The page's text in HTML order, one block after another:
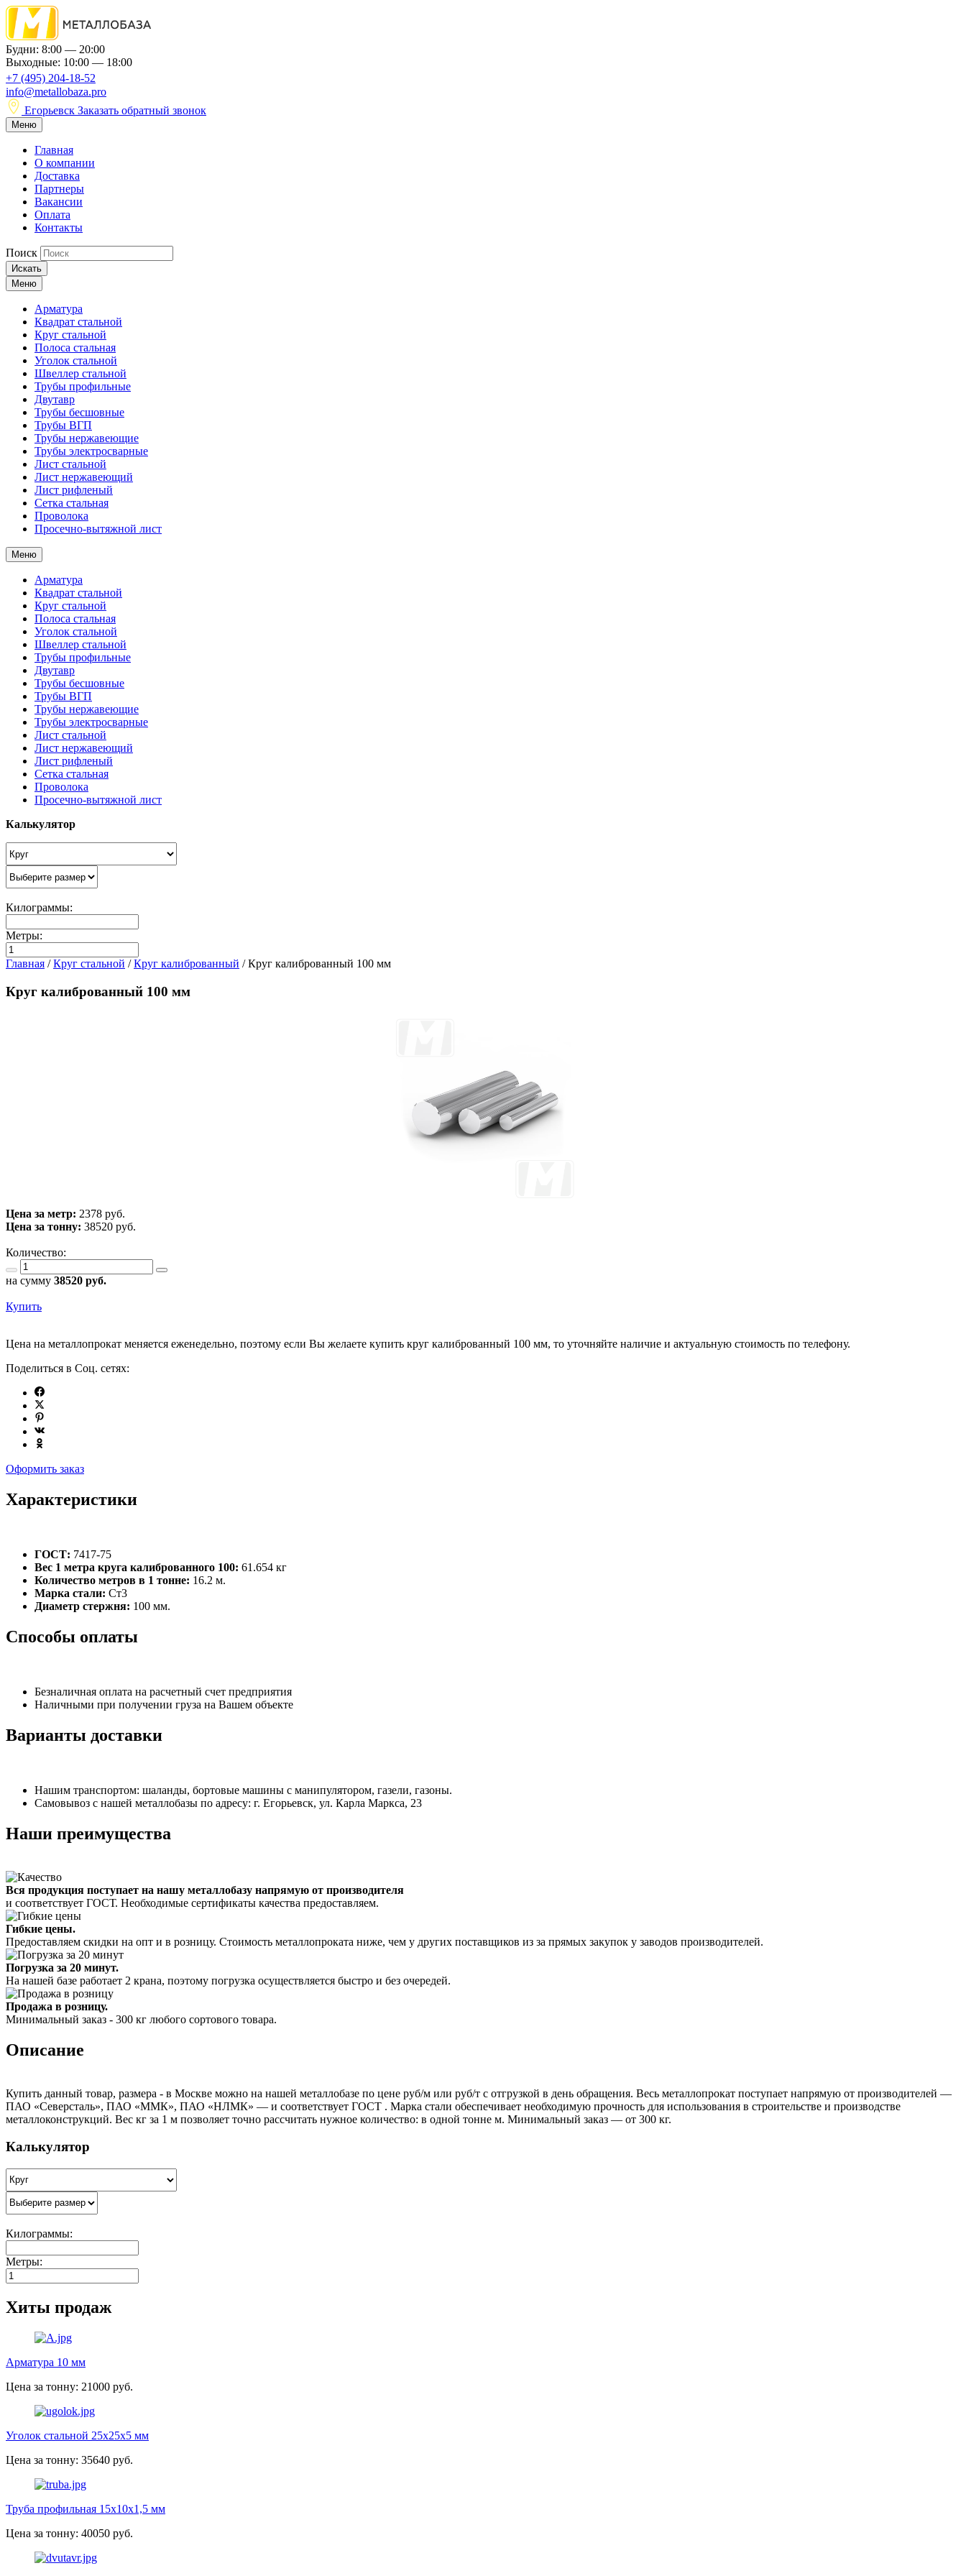
Будни: 8:00 — 20:00
Выходные: 10:00 — 18:00
+7 (495) 204-18-52
info@metallobaza.pro
Егорьевск Заказать обратный звонок
Меню
Главная
О компании
Доставка
Партнеры
Вакансии
Оплата
Контакты
Поиск
Искать
Меню
Арматура
Квадрат стальной
Круг стальной
Полоса стальная
Уголок стальной
Швеллер стальной
Трубы профильные
Двутавр
Трубы бесшовные
Трубы ВГП
Трубы нержавеющие
Трубы электросварные
Лист стальной
Лист нержавеющий
Лист рифленый
Сетка стальная
Проволока
Просечно-вытяжной лист
Меню
Арматура
Квадрат стальной
Круг стальной
Полоса стальная
Уголок стальной
Швеллер стальной
Трубы профильные
Двутавр
Трубы бесшовные
Трубы ВГП
Трубы нержавеющие
Трубы электросварные
Лист стальной
Лист нержавеющий
Лист рифленый
Сетка стальная
Проволока
Просечно-вытяжной лист
Калькулятор
Килограммы:
Метры:
Главная /Круг стальной /Круг калиброванный /Круг калиброванный 100 мм
Круг калиброванный 100 мм
Цена за метр: 2378 руб.
Цена за тонну: 38520 руб.
Количество:
на сумму 38520 руб.
Купить
Цена на металлопрокат меняется еженедельно, поэтому если Вы желаете купить круг калиброванный 100 мм, то уточняйте наличие и актуальную стоимость по телефону.
Поделиться в Соц. сетях:
Оформить заказ
Характеристики
ГОСТ: 7417-75
Вес 1 метра круга калиброванного 100: 61.654 кг
Количество метров в 1 тонне: 16.2 м.
Марка стали: Ст3
Диаметр стержня: 100 мм.
Способы оплаты
Безналичная оплата на расчетный счет предприятия
Наличными при получении груза на Вашем объекте
Варианты доставки
Нашим транспортом: шаланды, бортовые машины с манипулятором, газели, газоны.
Самовывоз с нашей металлобазы по адресу: г. Егорьевск, ул. Карла Маркса, 23
Наши преимущества
Вся продукция поступает на нашу металлобазу напрямую от производителя
и соответствует ГОСТ. Необходимые сертификаты качества предоставляем.
Гибкие цены.
Предоставляем скидки на опт и в розницу. Стоимость металлопроката ниже, чем у других поставщиков из за прямых закупок у заводов производителей.
Погрузка за 20 минут.
На нашей базе работает 2 крана, поэтому погрузка осуществляется быстро и без очередей.
Продажа в розницу.
Минимальный заказ - 300 кг любого сортового товара.
Описание
Купить данный товар, размера - в Москве можно на нашей металлобазе по цене руб/м или руб/т с отгрузкой в день обращения. Весь металлопрокат поступает напрямую от производителей —
ПАО «Северсталь», ПАО «ММК», ПАО «НЛМК» — и соответствует ГОСТ . Марка стали обеспечивает необходимую прочность для использования в строительстве и производстве
металлоконструкций. Вес кг за 1 м позволяет точно рассчитать нужное количество: в одной тонне м. Минимальный заказ — от 300 кг.
Калькулятор
Килограммы:
Метры:
Хиты продаж
Арматура 10 мм
Цена за тонну: 21000 руб.
Уголок стальной 25х25х5 мм
Цена за тонну: 35640 руб.
Труба профильная 15х10х1,5 мм
Цена за тонну: 40050 руб.